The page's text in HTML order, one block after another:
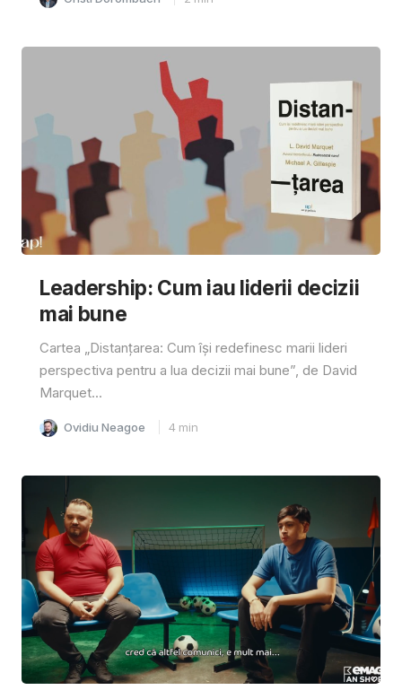
Leadership: Cum iau liderii decizii
mai bune
Cartea „Distanțarea: Cum își redefinesc marii lideri
perspectiva pentru a lua decizii mai bune”, de David
Marquet...
Ovidiu Neagoe 4 min